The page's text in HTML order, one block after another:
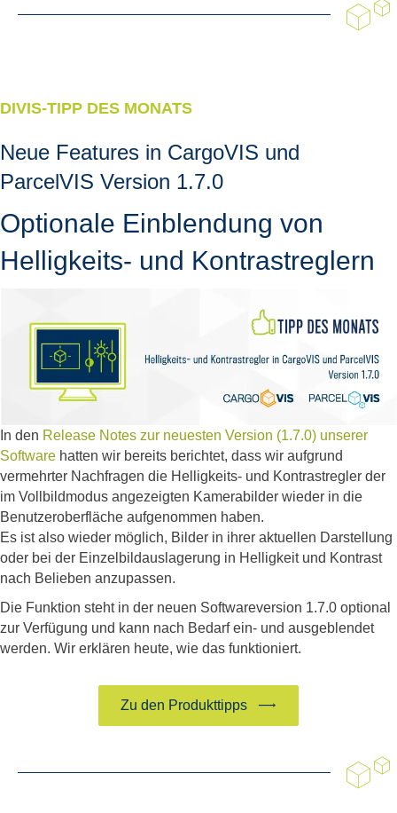
DIVIS-TIPP DES MONATS
Neue Features in CargoVIS und
ParcelVIS Version 1.7.0
Optionale Einblendung von
Helligkeits- und Kontrastreglern
In den Release Notes zur neuesten Version (1.7.0) unserer
Software hatten wir bereits berichtet, dass wir aufgrund
vermehrter Nachfragen die Helligkeits- und Kontrastregler der
im Vollbildmodus angezeigten Kamerabilder wieder in die
Benutzeroberfläche aufgenommen haben.
Es ist also wieder möglich, Bilder in ihrer aktuellen Darstellung
oder bei der Einzelbildauslagerung in Helligkeit und Kontrast
nach Belieben anzupassen.
Die Funktion steht in der neuen Softwareversion 1.7.0 optional
zur Verfügung und kann nach Bedarf ein- und ausgeblendet
werden. Wir erklären heute, wie das funktioniert.
Zu den Produkttipps